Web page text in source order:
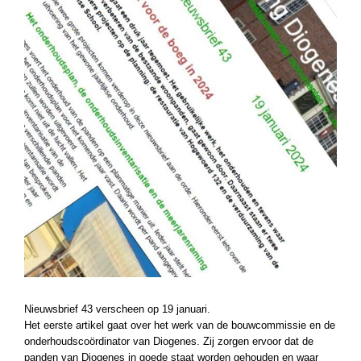
Nieuwsbrief 43 verscheen op 19 januari.
Het eerste artikel gaat over het werk van de bouwcommissie en de
onderhoudscoördinator van Diogenes. Zij zorgen ervoor dat de
panden van Diogenes in goede staat worden gehouden en waar